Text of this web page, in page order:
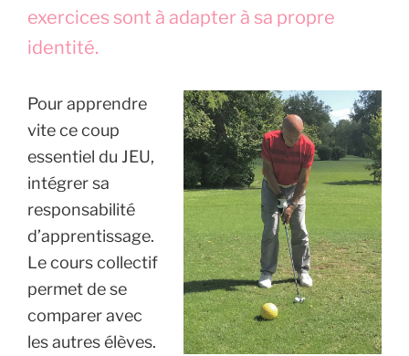
exercices sont à adapter à sa propre
identité.
Pour apprendre
vite ce coup
essentiel du JEU,
intégrer sa
responsabilité
d’apprentissage.
Le cours collectif
permet de se
comparer avec
les autres élèves.